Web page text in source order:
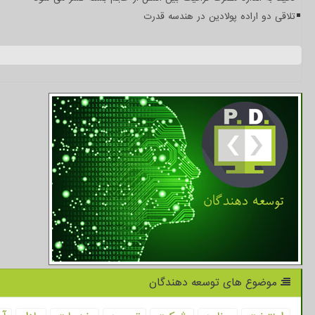
تلاقی دو اراده پولادین در هندسه قدرت
موضوع های توسعه دهندگان